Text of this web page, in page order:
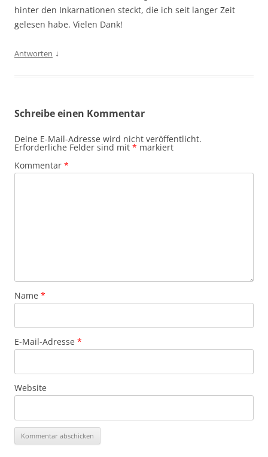
hinter den Inkarnationen steckt, die ich seit langer Zeit
gelesen habe. Vielen Dank!
Antworten ↓
Schreibe einen Kommentar
Deine E-Mail-Adresse wird nicht veröffentlicht.
Erforderliche Felder sind mit * markiert
Kommentar *
Name *
E-Mail-Adresse *
Website